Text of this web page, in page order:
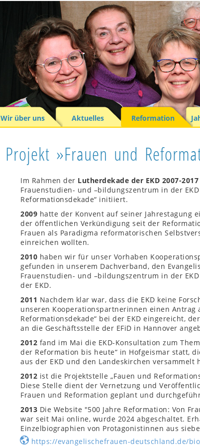
Wir über uns Aktuelles Reformation
Projekt »Frauen und
Im Rahmen der Lutherdekade der EKD 2007-2017
Frauenstudien- und –bildungszentrum in der EKD
Reformationsdekade“ initiiert.
2009 hatte der Konvent auf seiner Jahrestagung
der öffentlichen Verkündigung seit der
Frauen als Paradigma reformatorischen
einreichen wollten.
2010 haben wir für unser Vorhaben
gefunden in unserem Dachverband, den
Frauenstudien- und –bildungszentrum in der
der EKD.
2011 Nachdem klar war, dass die EKD keine
unseren Kooperationspartnerinnen einen Antrag
Reformationsdekade“ bei der EKD eingereicht,
an die Geschäftsstelle der EFiD in Hannover
2012 fand im Mai die EKD-Konsultation zum
der Reformation bis heute“ in Hofgeismar statt,
aus der EKD und den Landeskirchen versammelt
2012 ist die Projektstelle „Fauen und
Diese Stelle dient der Vernetzung und
Frauen und Reformation geplant und
2013 Die Website "500 Jahre Reformation: Von
war seit Mai online, wurde 2024 abgeschaltet.
Einzelbiographien von Protagonistinnen aus
https://evangelischefrauen-deutschland.de/